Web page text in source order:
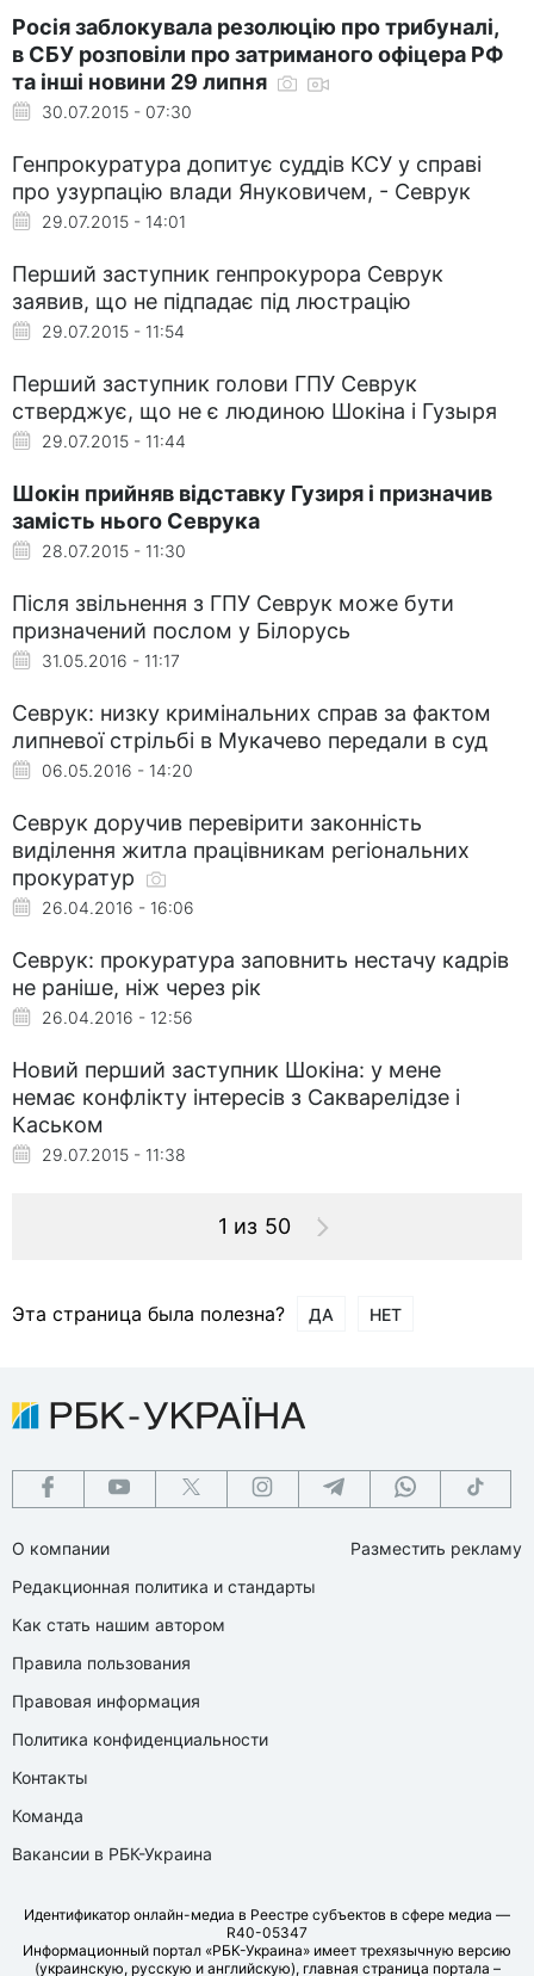
Росія заблокувала резолюцію про трибуналі,
в СБУ розповіли про затриманого офіцера РФ
та інші новини 29 липня
30.07.2015 - 07:30
Генпрокуратура допитує суддів КСУ у справі
про узурпацію влади Януковичем, - Севрук
29.07.2015 - 14:01
Перший заступник генпрокурора Севрук
заявив, що не підпадає під люстрацію
29.07.2015 - 11:54
Перший заступник голови ГПУ Севрук
стверджує, що не є людиною Шокіна і Гузыря
29.07.2015 - 11:44
Шокін прийняв відставку Гузиря і призначив
замість нього Севрука
28.07.2015 - 11:30
Після звільнення з ГПУ Севрук може бути
призначений послом у Білорусь
31.05.2016 - 11:17
Севрук: низку кримінальних справ за фактом
липневої стрільбі в Мукачево передали в суд
06.05.2016 - 14:20
Севрук доручив перевірити законність
виділення житла працівникам регіональних
прокуратур
26.04.2016 - 16:06
Севрук: прокуратура заповнить нестачу кадрів
не раніше, ніж через рік
26.04.2016 - 12:56
Новий перший заступник Шокіна: у мене
немає конфлікту інтересів з Сакварелідзе і
Каськом
29.07.2015 - 11:38
1 из 50
Эта страница была полезна? ДА НЕТ
О компании
Редакционная политика и стандарты
Как стать нашим автором
Правила пользования
Правовая информация
Политика конфиденциальности
Контакты
Команда
Вакансии в РБК-Украина
Разместить рекламу
Идентификатор онлайн-медиа в Реестре субъектов в сфере медиа —
R40-05347
Информационный портал «РБК-Украина» имеет трехязычную версию
(украинскую, русскую и английскую), главная страница портала –